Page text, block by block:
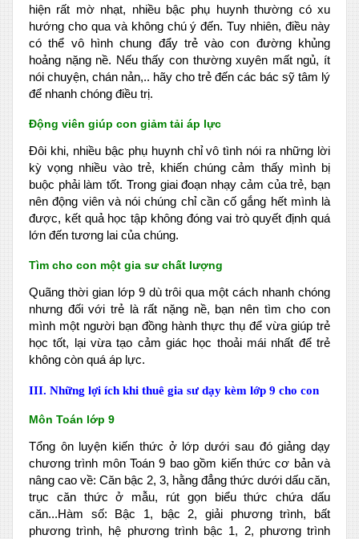
hiện rất mờ nhạt, nhiều bậc phụ huynh thường có xu
hướng cho qua và không chú ý đến. Tuy nhiên, điều này
có thể vô hình chung đẩy trẻ vào con đường khủng
hoảng nặng nề. Nếu thấy con thường xuyên mất ngủ, ít
nói chuyện, chán nản,.. hãy cho trẻ đến các bác sỹ tâm lý
để nhanh chóng điều trị.
Động viên giúp con giảm tải áp lực
Đôi khi, nhiều bậc phụ huynh chỉ vô tình nói ra những lời
kỳ vọng nhiều vào trẻ, khiến chúng cảm thấy mình bị
buộc phải làm tốt. Trong giai đoạn nhạy cảm của trẻ, bạn
nên động viên và nói chúng chỉ cần cố gắng hết mình là
được, kết quả học tập không đóng vai trò quyết định quá
lớn đến tương lai của chúng.
Tìm cho con một gia sư chất lượng
Quãng thời gian lớp 9 dù trôi qua một cách nhanh chóng
nhưng đối với trẻ là rất nặng nề, bạn nên tìm cho con
mình một người bạn đồng hành thực thụ để vừa giúp trẻ
học tốt, lại vừa tạo cảm giác học thoải mái nhất để trẻ
không còn quá áp lực.
III. Những lợi ích khi thuê gia sư dạy kèm lớp 9 cho con
Môn Toán lớp 9
Tổng ôn luyện kiến thức ở lớp dưới sau đó giảng dạy
chương trình môn Toán 9 bao gồm kiến thức cơ bản và
nâng cao về: Căn bậc 2, 3, hằng đẳng thức dưới dấu căn,
trục căn thức ở mẫu, rút gọn biểu thức chứa dấu
căn...Hàm số: Bậc 1, bậc 2, giải phương trình, bất
phương trình, hệ phương trình bậc 1, 2, phương trình